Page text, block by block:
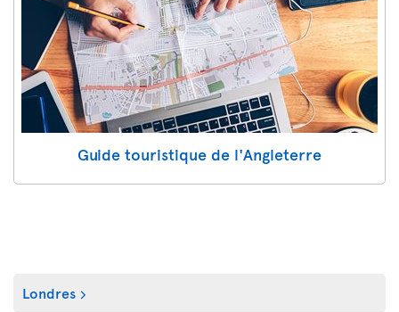
Guide touristique de l'Angleterre
Londres